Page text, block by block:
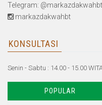
Telegram: @markazdakwahbt
markazdakwahbt
KONSULTASI
Senin - Sabtu : 14.00 - 15.00
POPULAR